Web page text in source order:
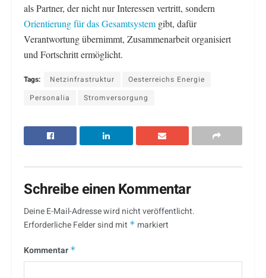
als Partner, der nicht nur Interessen vertritt, sondern
Orientierung für das Gesamtsystem gibt, dafür
Verantwortung übernimmt, Zusammenarbeit organisiert
und Fortschritt ermöglicht.
Tags: Netzinfrastruktur
Oesterreichs Energie
Personalia
Stromversorgung
Schreibe einen Kommentar
Deine E-Mail-Adresse wird nicht veröffentlicht.
Erforderliche Felder sind mit * markiert
Kommentar *